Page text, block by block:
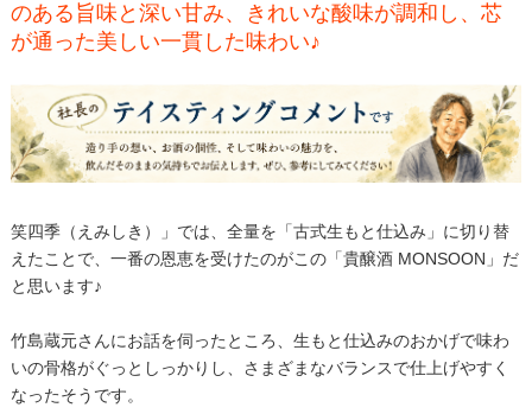
のある旨味と深い甘み、きれいな酸味が調和し、芯
が通った美しい一貫した味わい♪
笑四季（えみしき）」では、全量を「古式生もと仕込み」に切り替
えたことで、一番の恩恵を受けたのがこの「貴醸酒 MONSOON」だ
と思います♪
竹島蔵元さんにお話を伺ったところ、生もと仕込みのおかげで味わ
いの骨格がぐっとしっかりし、さまざまなバランスで仕上げやすく
なったそうです。